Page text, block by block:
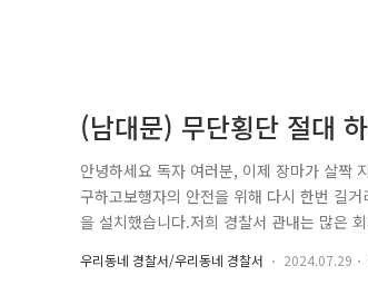
(남대문) 무단횡단 절대
안녕하세요 독자 여러분, 이제 장마가 살짝
구하고보행자의 안전을 위해 다시 한번 길
을 설치했습니다.저희 경찰서 관내는 많은
이 있어 아침·저녁으로 차량 정체가 발생
과 경찰관들이 직접 거리로 나가서 신호등,
우리동네 경찰서/우리동네 경찰서 2024.07.29